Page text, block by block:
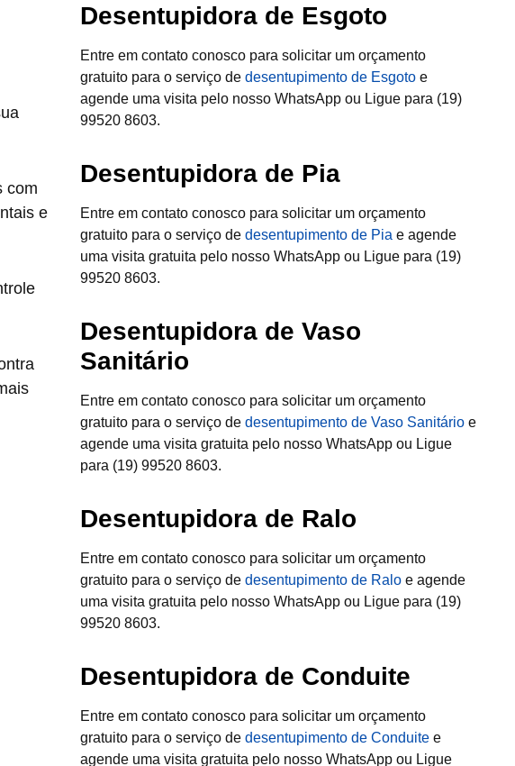
com
e
Desentupidora de Esgoto
Entre em contato conosco para solicitar um orçamento
gratuito para o serviço dedesentupimento de Esgoto e
agende uma visita pelo nosso WhatsApp ou Ligue para (19)
99520 8603.
Desentupidora de Pia
Entre em contato conosco para solicitar um orçamento
gratuito para o serviço dedesentupimento de Pia e agende
uma visita gratuita pelo nosso WhatsApp ou Ligue para (19)
99520 8603.
Desentupidora de Vaso
Sanitário
Entre em contato conosco para solicitar um orçamento
gratuito para o serviço dedesentupimento de Vaso Sanitário e
agende uma visita gratuita pelo nosso WhatsApp ou Ligue
para (19) 99520 8603.
Desentupidora de Ralo
Entre em contato conosco para solicitar um orçamento
gratuito para o serviço dedesentupimento de Ralo e agende
uma visita gratuita pelo nosso WhatsApp ou Ligue para (19)
99520 8603.
Desentupidora de Conduite
Entre em contato conosco para solicitar um orçamento
gratuito para o serviço dedesentupimento de Conduite e
agende uma visita gratuita pelo nosso WhatsApp ou Ligue